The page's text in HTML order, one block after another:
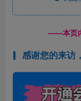
------本页
感谢您的来访